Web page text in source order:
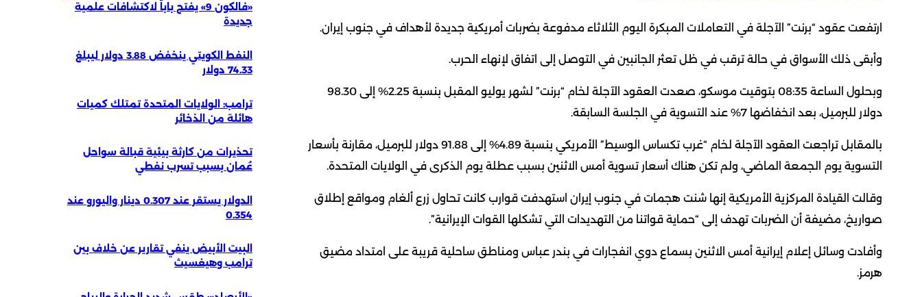
ارتفعت عقود “برنت” الآجلة في التعاملات المبكرة اليوم الثلاثاء ​مدفوعة بضربات أمريكية جديدة لأهداف في جنوب إيران.
وأبقى ذلك الأسواق في حالة ترقب في ظل تعثر الجانبين في التوصل إلى اتفاق لإنهاء الحرب.
وبحلول الساعة 08:35 بتوقيت موسكو، صعدت العقود الآجلة لخام “برنت” لشهر يوليو المقبل بنسبة 2.25% إلى 98.30
دولار للبرميل، ​بعد انخفاضها 7% عند التسوية في الجلسة السابقة.
بالمقابل تراجعت العقود ⁠الآجلة لخام “غرب تكساس الوسيط” الأمريكي بنسبة 4.89% إلى 91.88 دولار للبرميل، مقارنة بأسعار ​
التسوية يوم الجمعة الماضي، ولم تكن هناك أسعار تسوية أمس الاثنين بسبب عطلة يوم الذكرى في الولايات المتحدة.
وقالت القيادة المركزية الأمريكية إنها شنت هجمات في جنوب إيران استهدفت قوارب ​كانت تحاول زرع ألغام ومواقع إطلاق
صواريخ، مضيفة أن الضربات تهدف إلى “حماية ​قواتنا من التهديدات التي تشكلها القوات الإيرانية”.
وأفادت وسائل إعلام إيرانية أمس الاثنين بسماع ‌دوي ⁠انفجارات في بندر عباس ومناطق ساحلية قريبة على امتداد مضيق
هرمز.
«فالكون 9» يفتح باباً لاكتشافات علمية
جديدة
النفط الكويتي ينخفض 3.88 دولار ليبلغ
74.33 دولار
ترامب: الولايات المتحدة تمتلك كميات
هائلة من الذخائر
تحذيرات من كارثة بيئية قبالة سواحل
عُمان بسبب تسرب نفطي
الدولار يستقر عند 0.307 دينار واليورو عند
0.354
البيت الأبيض ينفي تقارير عن خلاف بين
ترامب وهيغسيث